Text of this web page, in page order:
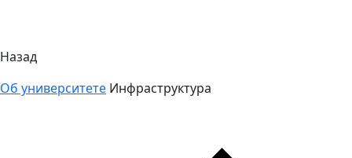
Назад
Об университете Инфраструктура